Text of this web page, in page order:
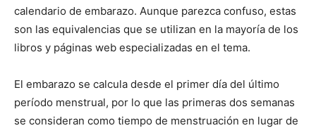
calendario de embarazo. Aunque parezca confuso, estas
son las equivalencias que se utilizan en la mayoría de los
libros y páginas web especializadas en el tema.
El embarazo se calcula desde el primer día del último
período menstrual, por lo que las primeras dos semanas
se consideran como tiempo de menstruación en lugar de